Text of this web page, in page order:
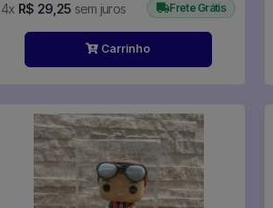
4x R$ 29,25 sem juros Frete Grátis
Carrinho